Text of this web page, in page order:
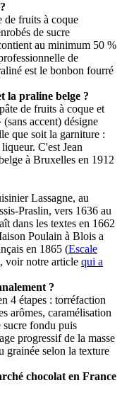
de fruits à coque
de sucre
au minimum 50 %
de
est le bonbon fourré
la praline belge ?
de fruits à coque et
accent) désigne
que soit la garniture :
C'est Jean
à Bruxelles en 1912
Lassagne, au
Praslin, vers 1636 au
dans les textes en 1662
Poulain à Blois a
en 1865 (Escale
voir notre article qui a
?
4 étapes : torréfaction
arômes, caramélisation
sucre fondu puis
progressif de la masse
grainée selon la texture
chocolat en France